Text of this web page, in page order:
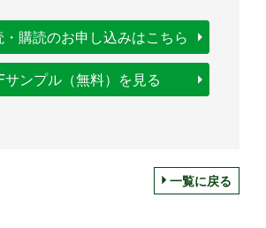
購読のお申し込みはこちら
サンプル（無料）を見る
一覧に戻る